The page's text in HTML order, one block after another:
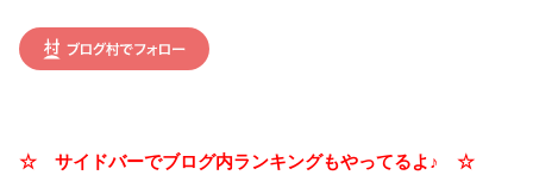
☆ サイドバーでブログ内ランキングもやってるよ♪ ☆